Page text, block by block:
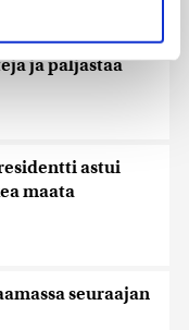
vain
ja mainosten
ja analytiikka-
käytät
näitä
heille tai joita on
Tietoja
ja paljastaa
astui
maata
seuraajan